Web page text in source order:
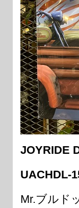
JOYRIDE
UACHDL-
Mr.ブルド